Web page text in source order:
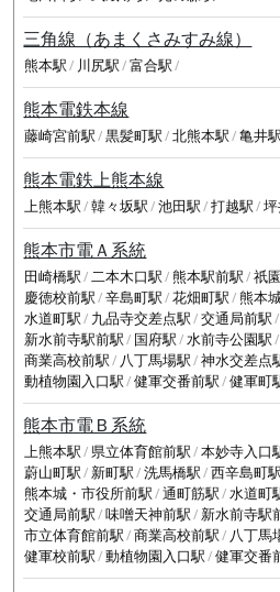
三角線（あまくさみすみ線）
熊本駅 川尻駅 富合駅
熊本電鉄本線
藤崎宮前駅 黒髪町駅 北熊本駅 亀井駅
熊本電鉄上熊本線
上熊本駅 韓々坂駅 池田駅 打越駅
熊本市電Ａ系統
田崎橋駅 二本木口駅 熊本駅前駅 祇
慶徳校前駅 辛島町駅 花畑町駅 熊本
水道町駅
九品寺交差点駅 交通局前駅
新水前寺駅前駅
国府駅 水前寺公園駅
商業高校前駅
八丁馬場駅 神水交差点
動植物園入口駅 健軍交番前駅 健軍町
熊本市電Ｂ系統
上熊本駅 県立体育館前駅 本妙寺入口
蔚山町駅
新町駅 洗馬橋駅 西辛島町駅
熊本城・市役所前駅 通町筋駅 水道町
交通局前駅 味噌天神前駅 新水前寺駅
市立体育館前駅 商業高校前駅 八丁馬
健軍校前駅 動植物園入口駅 健軍交番